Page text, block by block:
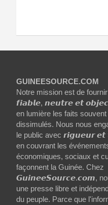
GUINEESOURCE.COM
Notre mission est de
𝙛𝙞𝙖𝙗𝙡𝙚, 𝙣𝙚𝙪𝙩𝙧𝙚 𝙚𝙩
en lumière les faits
dissimulés. Nous nous
le public avec 𝙧𝙞𝙜𝙪𝙚𝙪𝙧
en couvrant les
économiques, sociaux et
façonnent la Guinée. Chez
𝙂𝙪𝙞𝙣𝙚𝙚𝙎𝙤𝙪𝙧𝙘𝙚.𝙘𝙤𝙢,
une presse libre et
du peuple. Parce que